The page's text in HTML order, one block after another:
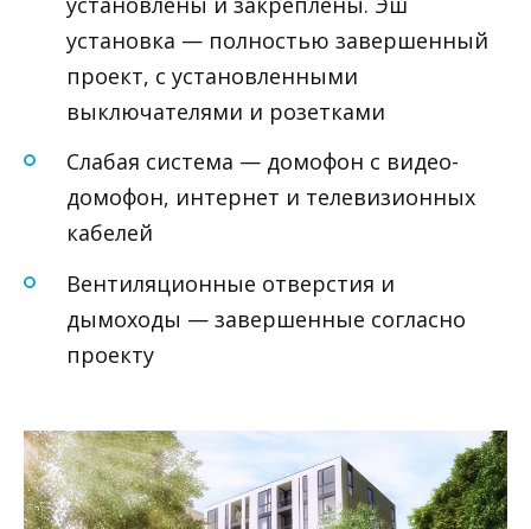
установка — полностью завершенный
проект, с установленными
выключателями и розетками
Слабая система — домофон с видео-
домофон, интернет и телевизионных
кабелей
Вентиляционные отверстия и
дымоходы — завершенные согласно
проекту